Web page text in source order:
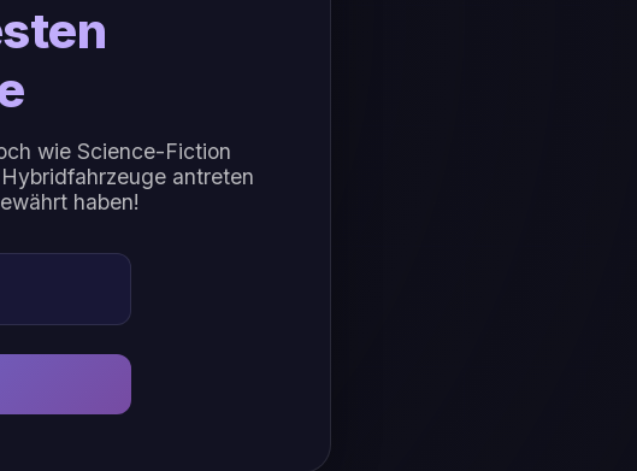
wie Science-Fiction
antreten
haben!